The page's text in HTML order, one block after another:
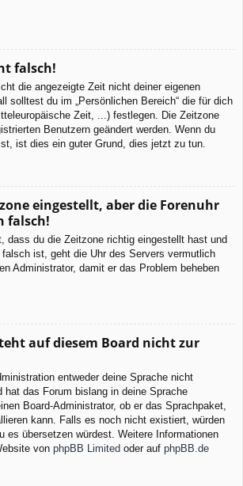
falsch!
die angezeigte Zeit nicht deiner eigenen
solltest du im „Persönlichen Bereich“ die für dich
Zeit, ...) festlegen. Die Zeitzone
Benutzern geändert werden. Wenn du
ist dies ein guter Grund, dies jetzt zu tun.
eingestellt, aber die Forenuhr
falsch!
dass du die Zeitzone richtig eingestellt hast und
ist, geht die Uhr des Servers vermutlich
Administrator, damit er das Problem beheben
auf diesem Board nicht zur
entweder deine Sprache nicht
hat das Forum bislang in deine Sprache
Board-Administrator, ob er das Sprachpaket,
kann. Falls es noch nicht existiert, würden
es übersetzen würdest. Weitere Informationen
von phpBB Limited oder auf phpBB.de